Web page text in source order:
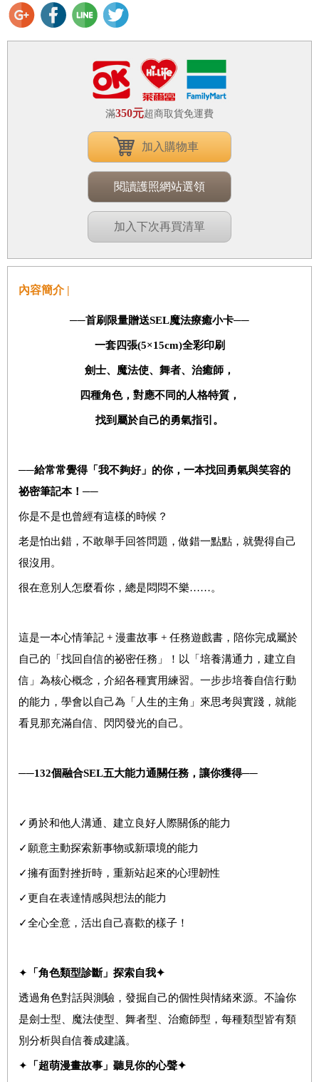
滿350元超商取貨免運費
加入購物車
閱讀護照網站選領
加入下次再買清單
內容簡介 |
──首刷限量贈送SEL魔法療癒小卡──
一套四張(5×15cm)全彩印刷
劍士、魔法使、舞者、治癒師，
四種角色， 對應不同的人格特質，
找到屬於自己的勇氣指引。
──給常常覺得「我不夠好」的你，一本找回勇氣與笑容的
祕密筆記本！ ──
你是不是也曾經有這樣的時候？
老是怕出錯，不敢舉手回答問題，做錯一點點，就覺得自己
很沒用。
很在意別人怎麼看你，總是悶悶不樂……。
這是一本心情筆記 + 漫畫故事 + 任務遊戲書，陪你完成屬於
自己的「找回自信的祕密任務」！以「培養溝通力，建立自
信」為核心概念，介紹各種實用練習。一步步培養自信行動
的能力，學會以自己為「人生的主角」來思考與實踐，就能
看見那充滿自信、閃閃發光的自己。
──132個融合SEL五大能力通關任務，讓你獲得──
✓勇於和他人溝通、建立良好人際關係的能力
✓願意主動探索新事物或新環境的能力
✓擁有面對挫折時，重新站起來的心理韌性
✓更自在表達情感與想法的能力
✓全心全意，活出自己喜歡的樣子！
✦ 「 角色類型診斷」探索自我✦
透過角色對話與測驗，發掘自己的個性與情緒來源。不論你
是劍士型、魔法使型、舞者型、治癒師型，每種類型皆有類
別分析與自信養成建議。
✦ 「 超萌漫畫故事 」聽見你的心聲✦